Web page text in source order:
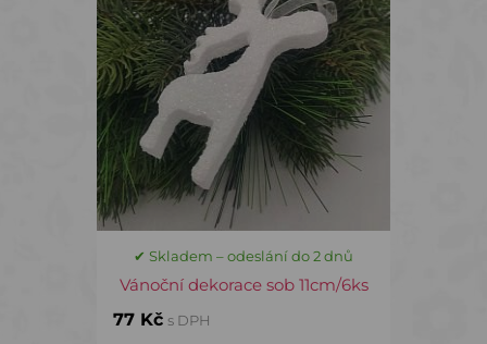
✔ Skladem – odeslání do 2 dnů
Vánoční dekorace sob 11cm/6ks
77 Kč s DPH